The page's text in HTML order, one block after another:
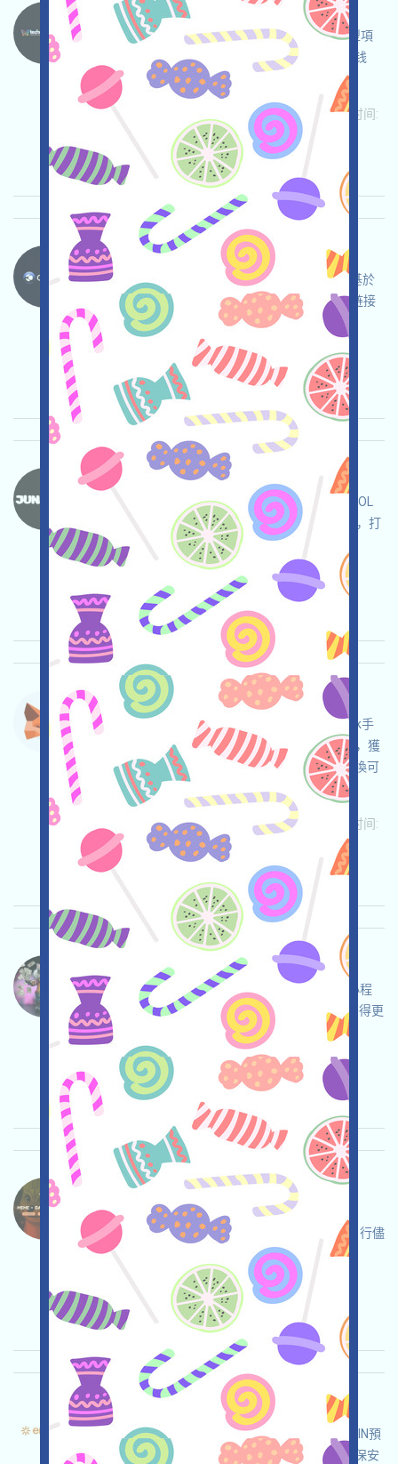
Technotainment-CAST 语言：
Technotainment正在空投，這是一個内容激勵型項
目，打开活动页面，充分儘調並自負安全，链接钱
包，完成各項免費任務，邀请获得更多！
关联: ETH/ERC/EVM 邀请
收录时间:
2025/11/11
重要程度:★★☆ 2.9 查阅详情
CreekFinance-Testnet 语言：
CreekFinance正在進行激勵Testnet，這是一個基於
SUI的涉及黃金概念的DEFI協議，关注Twitter，链接
钱包，與測試網交互，奪取預期的空投！
邀请
收录时间: 2025/11/11
重要程度:★★☆ 2.9 查阅详情
JunkFun-SOL 语言：
JunkFun是一個Token垃圾回收項目，如果您在SOL
錢包内有垃圾TOKEN，則可以在這個項目中回收，打
開寶箱，邀请获得更多！
收录时间: 2025/11/05
重要程度:
★★★3.0 查阅详情
Metamask-Points 语言：
Metamask正在進行Points活動，打開Metamask手
機APP，使用邀請碼5QMEQB進入Rewards界面，獲
得額外的積分，使用錢包的歷史記錄及跨鏈和交換可
以獲得Points，邀请获得更多！
需申请 ETH/ERC/EVM 邀请
收录时间:
2025/10/31
重要程度:
★★★★ 查阅详情
CryptoCat-Coins 语言：
CryptoCat正在空投Coins，這是一個Telegram小程
序，与Telegram对话，開啓並完成任務，邀请获得更
多！
关联: 需申请
收录时间: 2025/10/31
重要程度:
2.5 查阅详情
Luxxcoin-LUX 语言：
Luxxcoin正在空投LUX，這是一個SOLANA上的
MEME加GAMEFI項目，打开GALXE活动页面，自行儘
調並確保安全，完成各项任务，奪取空投！
关联: 需申请
收录时间: 2025/10/30
重要程度:★★☆2.9
Entrave-Points 语言：
Entrave正在進行Points活動，這是一個BNBCHAIN預
測市場型的應用，打开活动页面，自行儘調並確保安